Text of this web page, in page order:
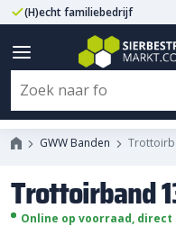
(H)echt familiebedrijf
GWW Banden
Trottoirband
Online op voorraad,
Trottoirband